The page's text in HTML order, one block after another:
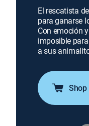
El rescatista
para ganarse
Con emoción
imposible
a sus
Shop